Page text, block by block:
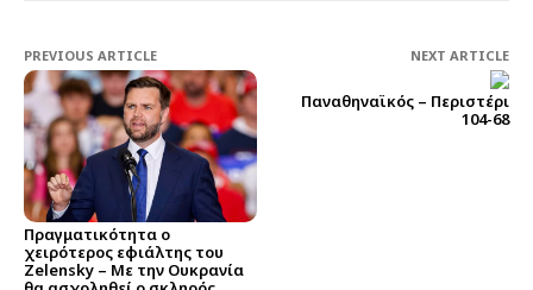
PREVIOUS ARTICLE
Πραγματικότητα ο
χειρότερος εφιάλτης του
Zelensky – Με την Ουκρανία
NEXT ARTICLE
Παναθηναϊκός – Περιστέρι
104-68